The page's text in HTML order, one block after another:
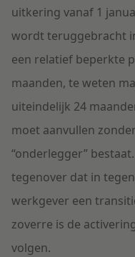
uitkering vanaf 1
wordt teruggebracht
een relatief beperkte
maanden, te weten
uiteindelijk 24
moet aanvullen
“onderlegger”
tegenover dat in
werkgever een
zoverre is de
volgen.